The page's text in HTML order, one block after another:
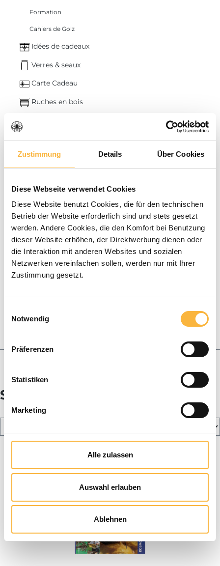
Zustimmung Details Über Cookies
Diese Webseite verwendet Cookies
Diese Website benutzt Cookies, die für den technischen
Betrieb der Website erforderlich sind und stets gesetzt
werden. Andere Cookies, die den Komfort bei Benutzung
dieser Website erhöhen, der Direktwerbung dienen oder
die Interaktion mit anderen Websites und sozialen
Netzwerken vereinfachen sollen, werden nur mit Ihrer
Zustimmung gesetzt.
Notwendig
Präferenzen
Statistiken
Marketing
Alle zulassen
Auswahl erlauben
Ablehnen
Formation
Cahiers de Golz
Idées de cadeaux
Verres & seaux
Carte Cadeau
Ruches en bois
Hôtels pour insectes & graines
Ruches en polystyrène
Varroa & nettoyage
Cire & extraction
Outils
% Déstockage
Paniers & essaims
Soin des abeilles